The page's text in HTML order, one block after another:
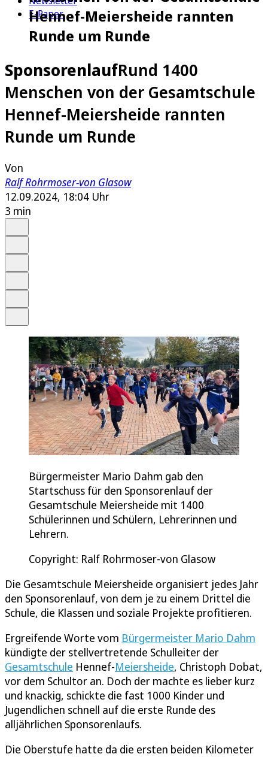
E-Paper
Hennef-Meiersheide rannten
Runde um Runde
SponsorenlaufRund 1400
Menschen von der Gesamtschule
Hennef-Meiersheide rannten
Runde um Runde
Von
Ralf Rohrmoser-von Glasow
12.09.2024, 18:04 Uhr
3 min
Bürgermeister Mario Dahm gab den
Startschuss für den Sponsorenlauf der
Gesamtschule Meiersheide mit 1400
Schülerinnen und Schülern, Lehrerinnen und
Lehrern.
Copyright: Ralf Rohrmoser-von Glasow
Die Gesamtschule Meiersheide organisiert jedes Jahr
den Sponsorenlauf, von dem je zu einem Drittel die
Schule, die Klassen und soziale Projekte profitieren.
Ergreifende Worte vom Bürgermeister Mario Dahm
kündigte der stellvertretende Schulleiter der
Gesamtschule Hennef-Meiersheide, Christoph Dobat,
vor dem Schultor an. Doch der machte es lieber kurz
und knackig, schickte die fast 1000 Kinder und
Jugendlichen schnell auf die erste Runde des
alljährlichen Sponsorenlaufs.
Die Oberstufe hatte da die ersten beiden Kilometer